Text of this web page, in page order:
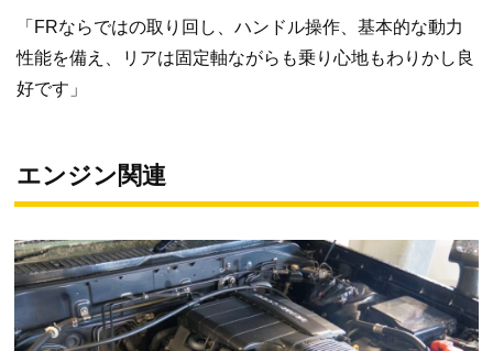
「FRならではの取り回し、ハンドル操作、基本的な動力
性能を備え、リアは固定軸ながらも乗り心地もわりかし良
好です」
エンジン関連